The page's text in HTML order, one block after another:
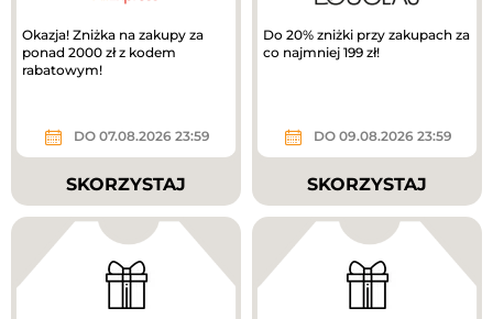
Okazja! Zniżka na zakupy za
ponad 2000 zł z kodem
rabatowym!
DO 07.08.2026 23:59
SKORZYSTAJ
Do 20% zniżki przy zakupach za
co najmniej 199 zł!
DO 09.08.2026 23:59
SKORZYSTAJ